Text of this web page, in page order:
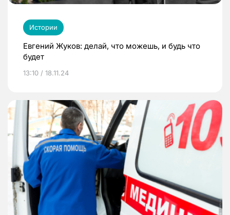
Истории
Евгений Жуков: делай, что можешь, и будь что
будет
13:10 / 18.11.24